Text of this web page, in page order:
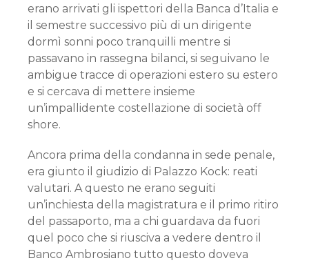
erano arrivati gli ispettori della Banca d’Italia e
il semestre successivo più di un dirigente
dormì sonni poco tranquilli mentre si
passavano in rassegna bilanci, si seguivano le
ambigue tracce di operazioni estero su estero
e si cercava di mettere insieme
un’impallidente costellazione di società off
shore.
Ancora prima della condanna in sede penale,
era giunto il giudizio di Palazzo Kock: reati
valutari. A questo ne erano seguiti
un’inchiesta della magistratura e il primo ritiro
del passaporto, ma a chi guardava da fuori
quel poco che si riusciva a vedere dentro il
Banco Ambrosiano tutto questo doveva